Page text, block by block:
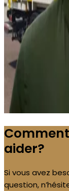
aider?
Si vous avez
question,